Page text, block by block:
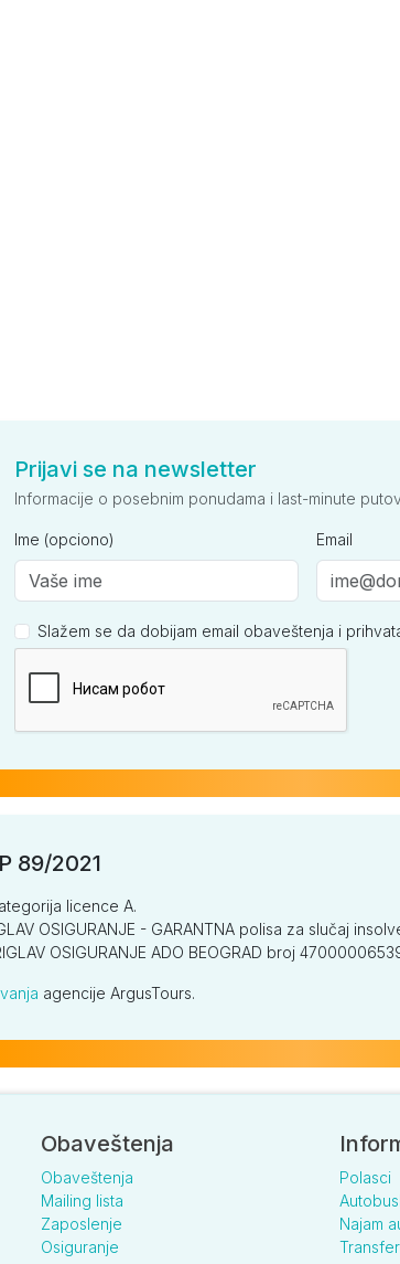
Prijavi se na newsletter
Informacije o posebnim ponudama i last-minute
Ime (opciono) Email
Slažem se da dobijam email obaveštenja i
89/2021
licence A.
OSIGURANJE - GARANTNA polisa za slučaj
OSIGURANJE ADO BEOGRAD broj
agencije ArgusTours.
Obaveštenja
Obaveštenja
Mailing lista
Zaposlenje
Osiguranje
Polasci
Najam